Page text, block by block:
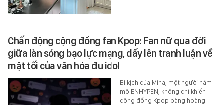
Chấn động cộng đồng fan Kpop: Fan nữ qua đời
giữa làn sóng bạo lực mạng, dấy lên tranh luận về
mặt tối của văn hóa đu idol
Bi kịch của Mina, một người hâm
mộ ENHYPEN, không chỉ khiến
cộng đồng Kpop bàng hoàng